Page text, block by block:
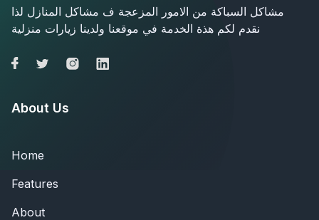
مشاكل السباكة من الامور المزعجة ف مشاكل المنازل لذا
نقدم لكم هذة الخدمة في موقعنا ولدينا زيارات منزلية
About Us
Home
Features
About